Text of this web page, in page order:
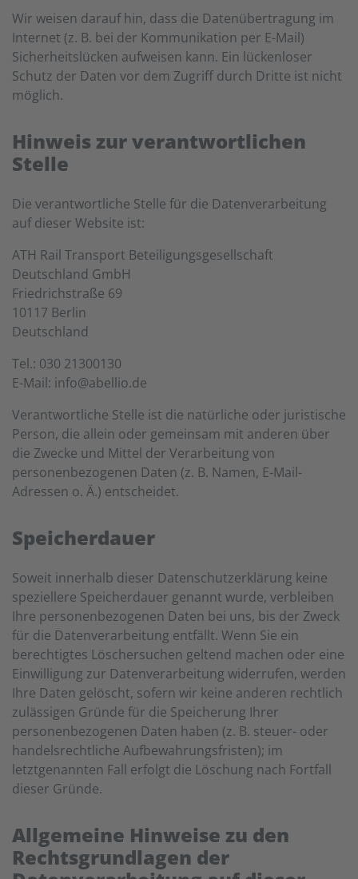
Wir weisen darauf hin, dass die Datenübertragung im
Internet (z. B. bei der Kommunikation per E-Mail)
Sicherheitslücken aufweisen kann. Ein lückenloser
Schutz der Daten vor dem Zugriff durch Dritte ist nicht
möglich.
Hinweis zur verantwortlichen
Stelle
Die verantwortliche Stelle für die Datenverarbeitung
auf dieser Website ist:
ATH Rail Transport Beteiligungsgesellschaft
Deutschland GmbH
Friedrichstraße 69
10117 Berlin
Deutschland
Tel.: 030 21300130
E-Mail: info@abellio.de
Verantwortliche Stelle ist die natürliche oder juristische
Person, die allein oder gemeinsam mit anderen über
die Zwecke und Mittel der Verarbeitung von
personenbezogenen Daten (z. B. Namen, E-Mail-
Adressen o. Ä.) entscheidet.
Speicherdauer
Soweit innerhalb dieser Datenschutzerklärung keine
speziellere Speicherdauer genannt wurde, verbleiben
Ihre personenbezogenen Daten bei uns, bis der Zweck
für die Datenverarbeitung entfällt. Wenn Sie ein
berechtigtes Löschersuchen geltend machen oder eine
Einwilligung zur Datenverarbeitung widerrufen, werden
Ihre Daten gelöscht, sofern wir keine anderen rechtlich
zulässigen Gründe für die Speicherung Ihrer
personenbezogenen Daten haben (z. B. steuer- oder
handelsrechtliche Aufbewahrungsfristen); im
letztgenannten Fall erfolgt die Löschung nach Fortfall
dieser Gründe.
Allgemeine Hinweise zu den
Rechtsgrundlagen der